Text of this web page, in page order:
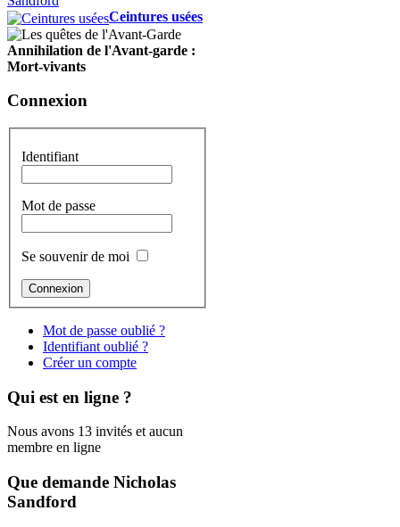
Ceintures usées
Annihilation de l'Avant-garde :
Mort-vivants
Connexion
Identifiant
Mot de passe
Se souvenir de moi
Mot de passe oublié ?
Identifiant oublié ?
Créer un compte
Qui est en ligne ?
Nous avons 13 invités et aucun
membre en ligne
Que demande Nicholas
Sandford